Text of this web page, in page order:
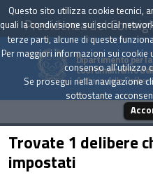
Presidenza del
Dipartimento per
coordinamento
Archivio delle
Trovate 1 delibere
impostati
Questo sito utilizza cookie tecnici,
quali la condivisione sui social
terze parti, alcune di queste
Per maggiori informazioni sui
consenso all'utilizzo
Se prosegui nella navigazione
sottostante